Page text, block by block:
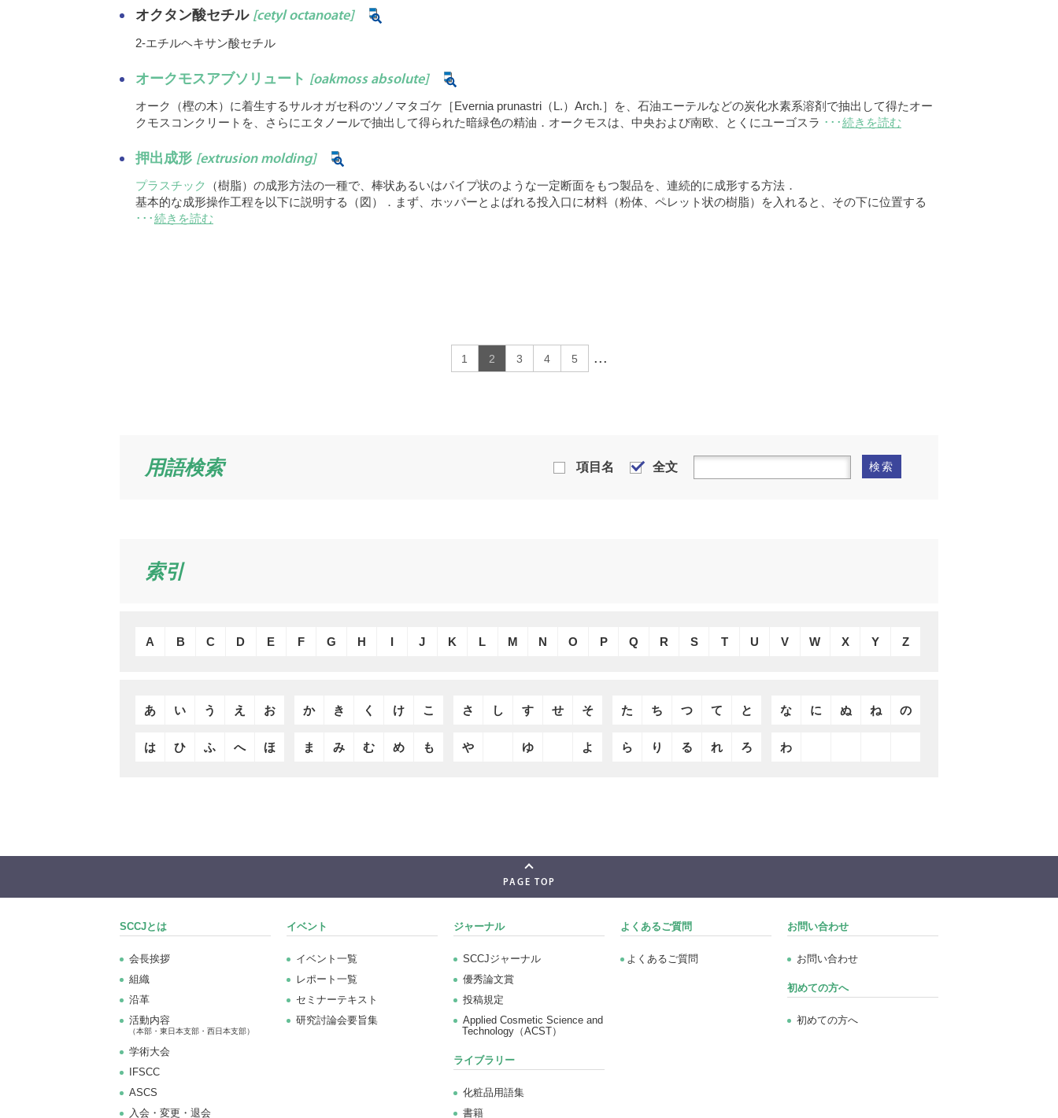
オクタン酸セチル [cetyl octanoate]
2-エチルヘキサン酸セチル
オークモスアブソリュート [oakmoss absolute]
オーク（樫の木）に着生するサルオガセ科のツノマタゴケ［Evernia prunastri（L.）Arch.］を、石油エーテルなどの炭化水素系溶剤で抽出して得たオー
クモスコンクリートを、さらにエタノールで抽出して得られた暗緑色の精油．オークモスは、中央および南欧、とくにユーゴスラ ･･･続きを読む
押出成形 [extrusion molding]
プラスチック
（樹脂）の成形方法の一種で、棒状あるいはパイプ状のような一定断面をもつ製品を、連続的に成形する方法．
基本的な成形操作工程を以下に説明する（図）．まず、ホッパーとよばれる投入口に材料（粉体、ペレット状の樹脂）を入れると、その下に位置する
･･･続きを読む
1 2 3 4 5 ...
用語検索 項目名 全文 検索
索引
A B C D E F G H I J K L M N O P Q R S T U V W X Y Z
あ い う え お か き く け こ さ し す せ そ た ち つ て と な に ぬ ね の
は ひ ふ へ ほ ま み む め も や ゆ よ ら り る れ ろ わ
PAGE TOP
SCCJとは
会長挨拶
組織
沿革
活動内容
（本部・東日本支部・西日本支部）
学術大会
IFSCC
ASCS
⼊会・変更・退会
イベント
イベント一覧
レポート一覧
セミナーテキスト
研究討論会要旨集
ジャーナル
SCCJジャーナル
優秀論文賞
投稿規定
Applied Cosmetic Science and
Technology（ACST）
ライブラリー
化粧品用語集
書籍
よくあるご質問
よくあるご質問
お問い合わせ
お問い合わせ
初めての方へ
初めての方へ